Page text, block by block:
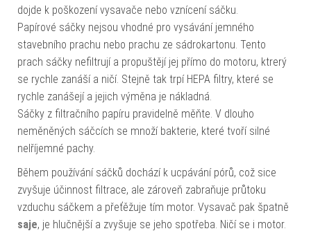
dojde k poškození vysavače nebo vznícení sáčku.
Papírové sáčky nejsou vhodné pro vysávání jemného
stavebního prachu nebo prachu ze sádrokartonu. Tento
prach sáčky nefiltrují a propuštějí jej přímo do motoru, ktrerý
se rychle zanáší a ničí. Stejně tak trpí HEPA filtry, které se
rychle zanášejí a jejich výměna je nákladná.
Sáčky z filtračního papíru pravidelně měňte. V dlouho
neměněných sáčcích se množí bakterie, které tvoří silné
nelříjemné pachy.
Během používání sáčků dochází k ucpávání pórů, což sice
zvyšuje účinnost filtrace, ale zároveň zabraňuje průtoku
vzduchu sáčkem a přeťěžuje tím motor. Vysavač pak špatně
saje, je hlučnější a zvyšuje se jeho spotřeba. Ničí se i motor.